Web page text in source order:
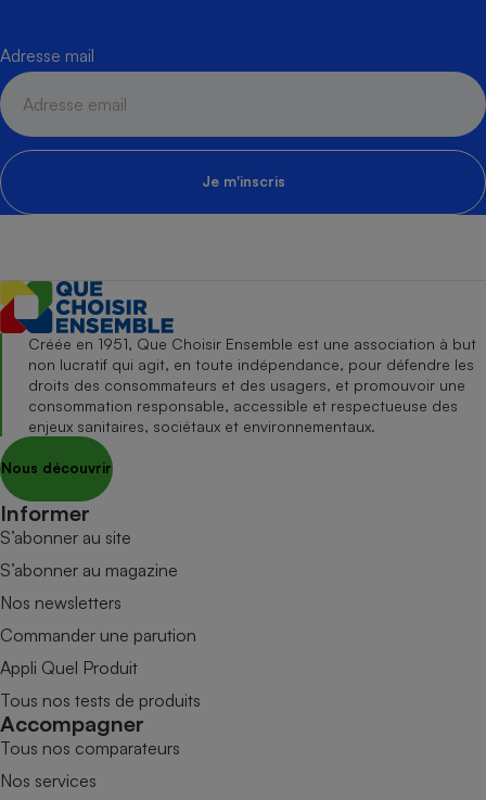
Adresse mail
Je m'inscris
Créée en 1951, Que Choisir Ensemble est une association à but
non lucratif qui agit, en toute indépendance, pour défendre les
droits des consommateurs et des usagers, et promouvoir une
consommation responsable, accessible et respectueuse des
enjeux sanitaires, sociétaux et environnementaux.
Nous découvrir
Informer
S’abonner au site
S’abonner au magazine
Nos newsletters
Commander une parution
Appli Quel Produit
Tous nos tests de produits
Accompagner
Tous nos comparateurs
Nos services